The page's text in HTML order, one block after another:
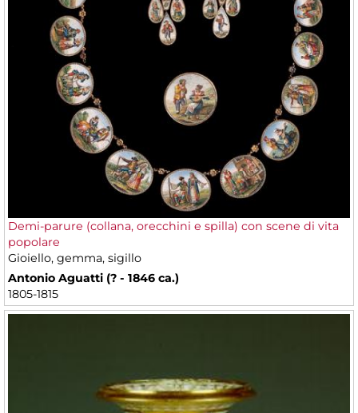
Demi-parure (collana, orecchini e spilla) con scene di vita
popolare
Gioiello, gemma, sigillo
Antonio Aguatti (? - 1846 ca.)
1805-1815